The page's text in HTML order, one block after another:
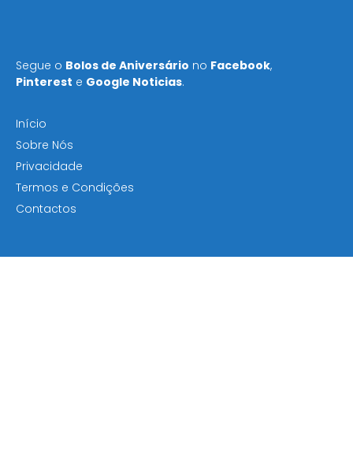
Segue o Bolos de Aniversário no Facebook,
Pinterest e Google Noticias.
Início
Sobre Nós
Privacidade
Termos e Condições
Contactos